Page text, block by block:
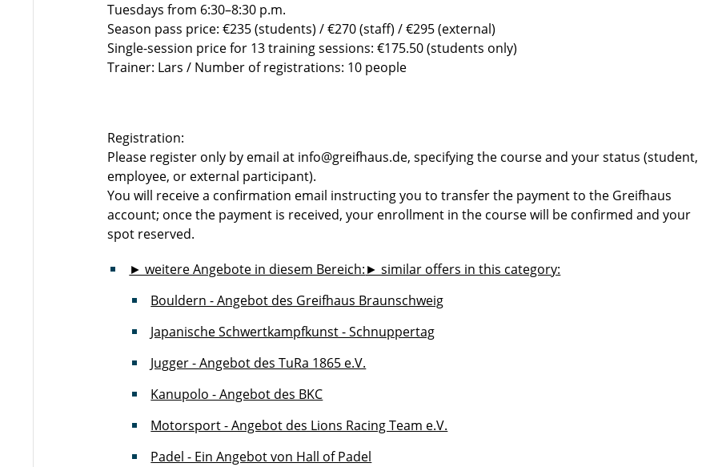
Tuesdays from 6:30–8:30 p.m.
Season pass price: €235 (students) / €270 (staff) / €295 (external)
Single-session price for 13 training sessions: €175.50 (students only)
Trainer: Lars / Number of registrations: 10 people
Registration:
Please register only by email at info@greifhaus.de, specifying the course and your status (student,
employee, or external participant).
You will receive a confirmation email instructing you to transfer the payment to the Greifhaus
account; once the payment is received, your enrollment in the course will be confirmed and your
spot reserved.
► weitere Angebote in diesem Bereich:► similar offers in this category:
Bouldern - Angebot des Greifhaus Braunschweig
Japanische Schwertkampfkunst - Schnuppertag
Jugger - Angebot des TuRa 1865 e.V.
Kanupolo - Angebot des BKC
Motorsport - Angebot des Lions Racing Team e.V.
Padel - Ein Angebot von Hall of Padel